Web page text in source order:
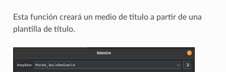
Esta función creará un medio de título a partir de una
plantilla de título.